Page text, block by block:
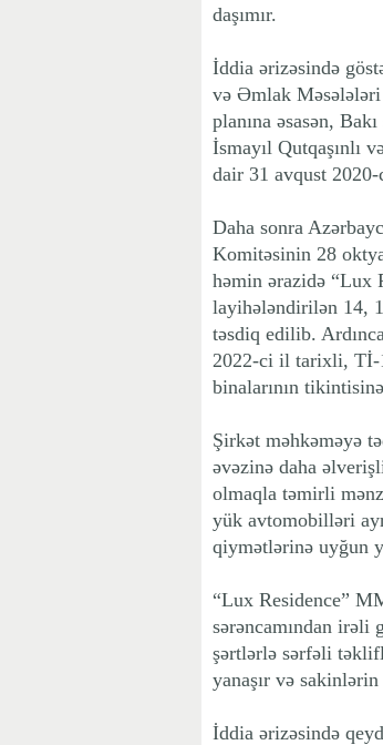
daşımır.
İddia ərizəsində
və Əmlak
planına əsasən,
İsmayıl Qutqaşınlı
dair 31 avqust
Daha sonra
Komitəsinin 28
həmin ərazidə “Lux
layihələndirilən 14,
təsdiq edilib.
2022-ci il tarixli, Tİ-
binalarının
Şirkət məhkəməyə
əvəzinə daha
olmaqla təmirli
yük avtomobilləri
qiymətlərinə uyğun
“Lux Residence”
sərəncamından
şərtlərlə sərfəli
yanaşır və
İddia ərizəsində